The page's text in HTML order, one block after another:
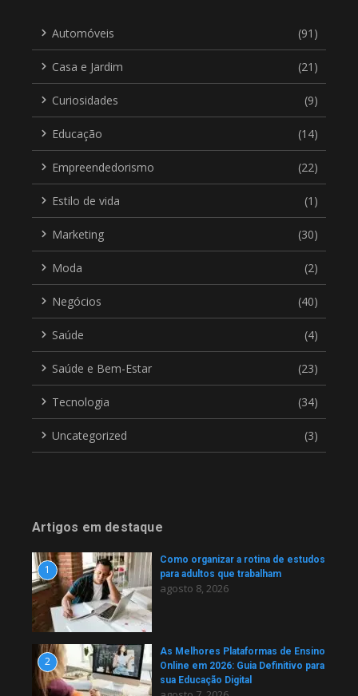
Automóveis (91)
Casa e Jardim (21)
Curiosidades (9)
Educação (14)
Empreendedorismo (22)
Estilo de vida (1)
Marketing (30)
Moda (2)
Negócios (40)
Saúde (4)
Saúde e Bem-Estar (23)
Tecnologia (34)
Uncategorized (3)
Artigos em destaque
1
Como organizar a rotina de estudos
para adultos que trabalham
agosto 8, 2026
2
As Melhores Plataformas de Ensino
Online em 2026: Guia Definitivo para
sua Educação Digital